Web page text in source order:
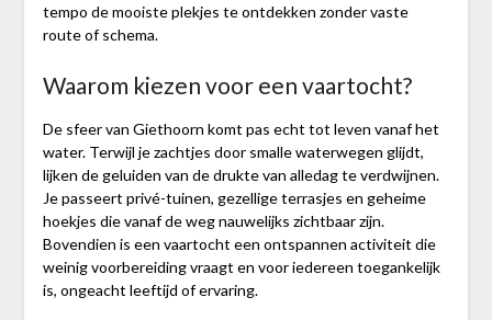
tempo de mooiste plekjes te ontdekken zonder vaste
route of schema.
Waarom kiezen voor een vaartocht?
De sfeer van Giethoorn komt pas echt tot leven vanaf het
water. Terwijl je zachtjes door smalle waterwegen glijdt,
lijken de geluiden van de drukte van alledag te verdwijnen.
Je passeert privé-tuinen, gezellige terrasjes en geheime
hoekjes die vanaf de weg nauwelijks zichtbaar zijn.
Bovendien is een vaartocht een ontspannen activiteit die
weinig voorbereiding vraagt en voor iedereen toegankelijk
is, ongeacht leeftijd of ervaring.